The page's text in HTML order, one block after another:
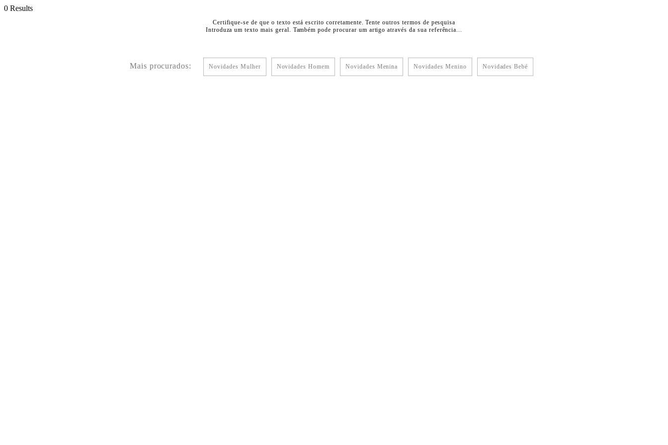
0 Results
Certifique-se de que o texto está escrito corretamente. Tente outros termos de pesquisa
Introduza um texto mais geral. Também pode procurar um artigo através da sua referência...
Mais procurados: Novidades Mulher Novidades Homem Novidades Menina Novidades Menino Novidades Bebé